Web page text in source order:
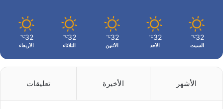
32
℃
السبت
32
℃
الأحد
32
℃
الأثنين
32
℃
الثلاثاء
32
℃
الأربعاء
الأشهر الأخيرة تعليقات